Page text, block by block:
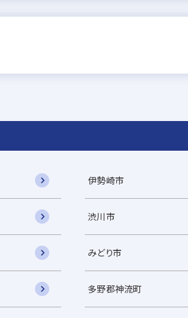
伊勢崎市
渋川市
みどり市
多野郡神流町